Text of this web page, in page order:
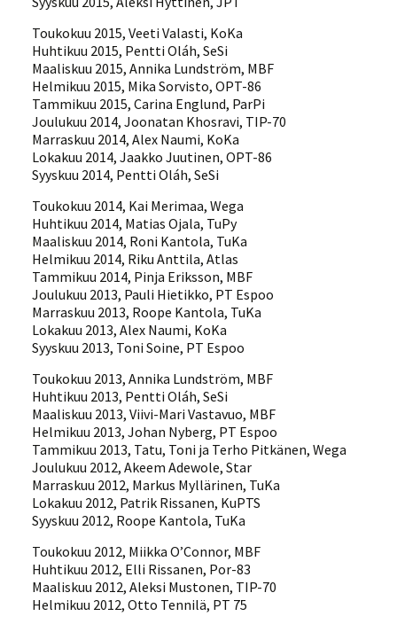
Toukokuu 2015, Veeti Valasti, KoKa
Huhtikuu 2015, Pentti Oláh, SeSi
Maaliskuu 2015, Annika Lundström, MBF
Helmikuu 2015, Mika Sorvisto, OPT-86
Tammikuu 2015, Carina Englund, ParPi
Joulukuu 2014, Joonatan Khosravi, TIP-70
Marraskuu 2014, Alex Naumi, KoKa
Lokakuu 2014, Jaakko Juutinen, OPT-86
Syyskuu 2014, Pentti Oláh, SeSi
Toukokuu 2014, Kai Merimaa, Wega
Huhtikuu 2014, Matias Ojala, TuPy
Maaliskuu 2014, Roni Kantola, TuKa
Helmikuu 2014, Riku Anttila, Atlas
Tammikuu 2014, Pinja Eriksson, MBF
Joulukuu 2013, Pauli Hietikko, PT Espoo
Marraskuu 2013, Roope Kantola, TuKa
Lokakuu 2013, Alex Naumi, KoKa
Syyskuu 2013, Toni Soine, PT Espoo
Toukokuu 2013, Annika Lundström, MBF
Huhtikuu 2013, Pentti Oláh, SeSi
Maaliskuu 2013, Viivi-Mari Vastavuo, MBF
Helmikuu 2013, Johan Nyberg, PT Espoo
Tammikuu 2013, Tatu, Toni ja Terho Pitkänen, Wega
Joulukuu 2012, Akeem Adewole, Star
Marraskuu 2012, Markus Myllärinen, TuKa
Lokakuu 2012, Patrik Rissanen, KuPTS
Syyskuu 2012, Roope Kantola, TuKa
Toukokuu 2012, Miikka O’Connor, MBF
Huhtikuu 2012, Elli Rissanen, Por-83
Maaliskuu 2012, Aleksi Mustonen, TIP-70
Helmikuu 2012, Otto Tennilä, PT 75